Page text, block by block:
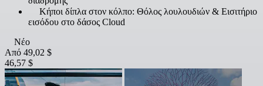
Κήποι δίπλα στον κόλπο: Θόλος λουλουδιών & Εισιτήριο
εισόδου στο δάσος Cloud
Νέο
Από 49,02 $
46,57 $